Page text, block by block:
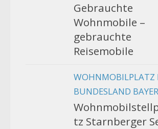
Gebrauchte
Wohnmobile –
gebrauchte
Reisemobile
WOHNMOBILPLATZ
BUNDESLAND
tz Starnberger